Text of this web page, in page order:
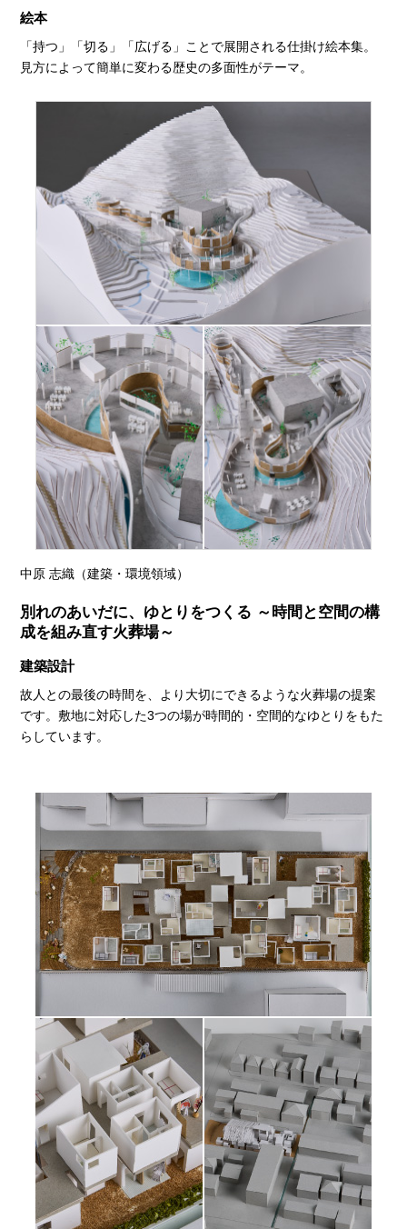
絵本
「持つ」「切る」「広げる」ことで展開される仕掛け絵本集。
見方によって簡単に変わる歴史の多面性がテーマ。
中原 志織（建築・環境領域）
別れのあいだに、ゆとりをつくる ～時間と空間の構
成を組み直す火葬場～
建築設計
故人との最後の時間を、より大切にできるような火葬場の提案
です。敷地に対応した3つの場が時間的・空間的なゆとりをもた
らしています。